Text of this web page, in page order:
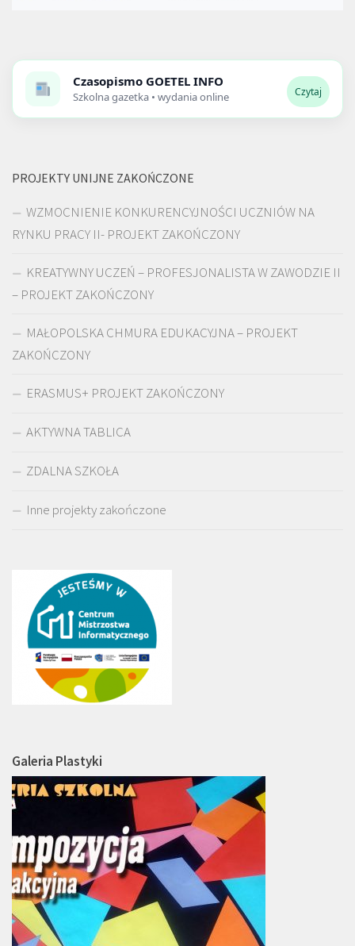
Czasopismo GOETEL INFO
Szkolna gazetka • wydania online Czytaj
PROJEKTY UNIJNE ZAKOŃCZONE
WZMOCNIENIE KONKURENCYJNOŚCI UCZNIÓW NA
RYNKU PRACY II- PROJEKT ZAKOŃCZONY
KREATYWNY UCZEŃ – PROFESJONALISTA W ZAWODZIE II
– PROJEKT ZAKOŃCZONY
MAŁOPOLSKA CHMURA EDUKACYJNA – PROJEKT
ZAKOŃCZONY
ERASMUS+ PROJEKT ZAKOŃCZONY
AKTYWNA TABLICA
ZDALNA SZKOŁA
Inne projekty zakończone
Galeria Plastyki